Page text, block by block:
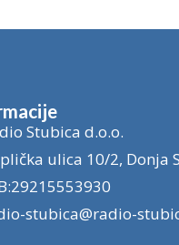
Stubica d.o.o.
ulica 10/2, Donja
stubica@radio-